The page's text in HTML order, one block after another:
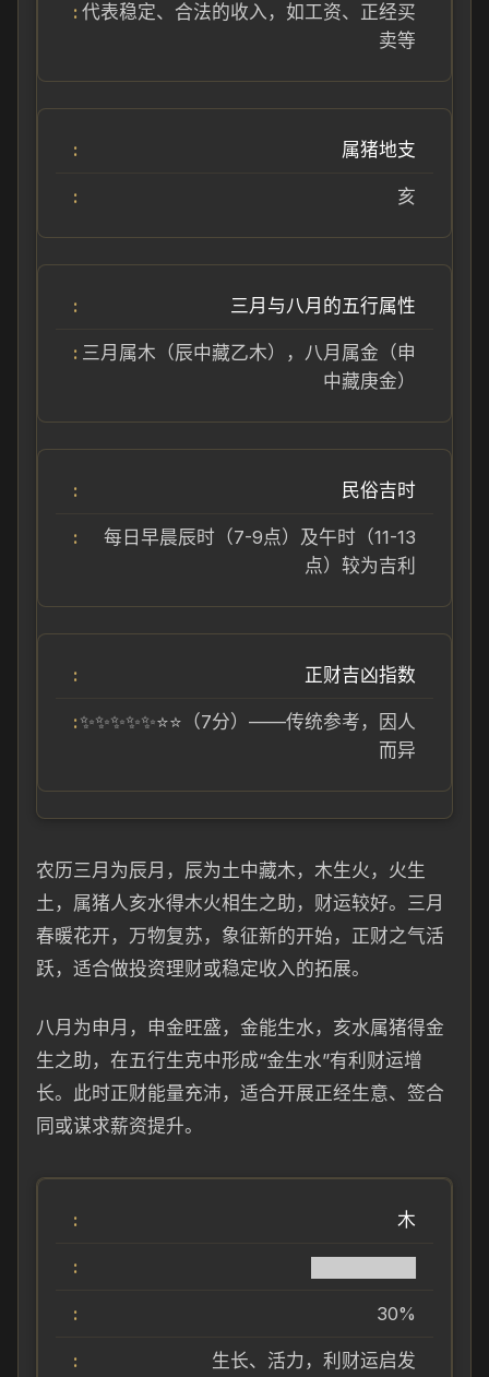
代表稳定、合法的收入，如工资、正经买
卖等
属猪地支
亥
三月与八月的五行属性
三月属木（辰中藏乙木），八月属金（申
中藏庚金）
民俗吉时
每日早晨辰时（7-9点）及午时（11-13
点）较为吉利
正财吉凶指数
✨✨✨✨✨⭐⭐（7分）——传统参考，因人
而异
农历三月为辰月，辰为土中藏木，木生火，火生
土，属猪人亥水得木火相生之助，财运较好。三月
春暖花开，万物复苏，象征新的开始，正财之气活
跃，适合做投资理财或稳定收入的拓展。
八月为申月，申金旺盛，金能生水，亥水属猪得金
生之助，在五行生克中形成“金生水”有利财运增
长。此时正财能量充沛，适合开展正经生意、签合
同或谋求薪资提升。
木
30%
生长、活力，利财运启发